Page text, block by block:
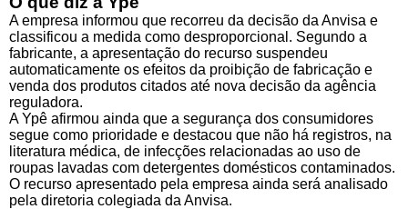
A empresa informou que recorreu da decisão da Anvisa e
classificou a medida como desproporcional. Segundo a
fabricante, a apresentação do recurso suspendeu
automaticamente os efeitos da proibição de fabricação e
venda dos produtos citados até nova decisão da agência
reguladora.
A Ypê afirmou ainda que a segurança dos consumidores
segue como prioridade e destacou que não há registros, na
literatura médica, de infecções relacionadas ao uso de
roupas lavadas com detergentes domésticos contaminados.
O recurso apresentado pela empresa ainda será analisado
pela diretoria colegiada da Anvisa.